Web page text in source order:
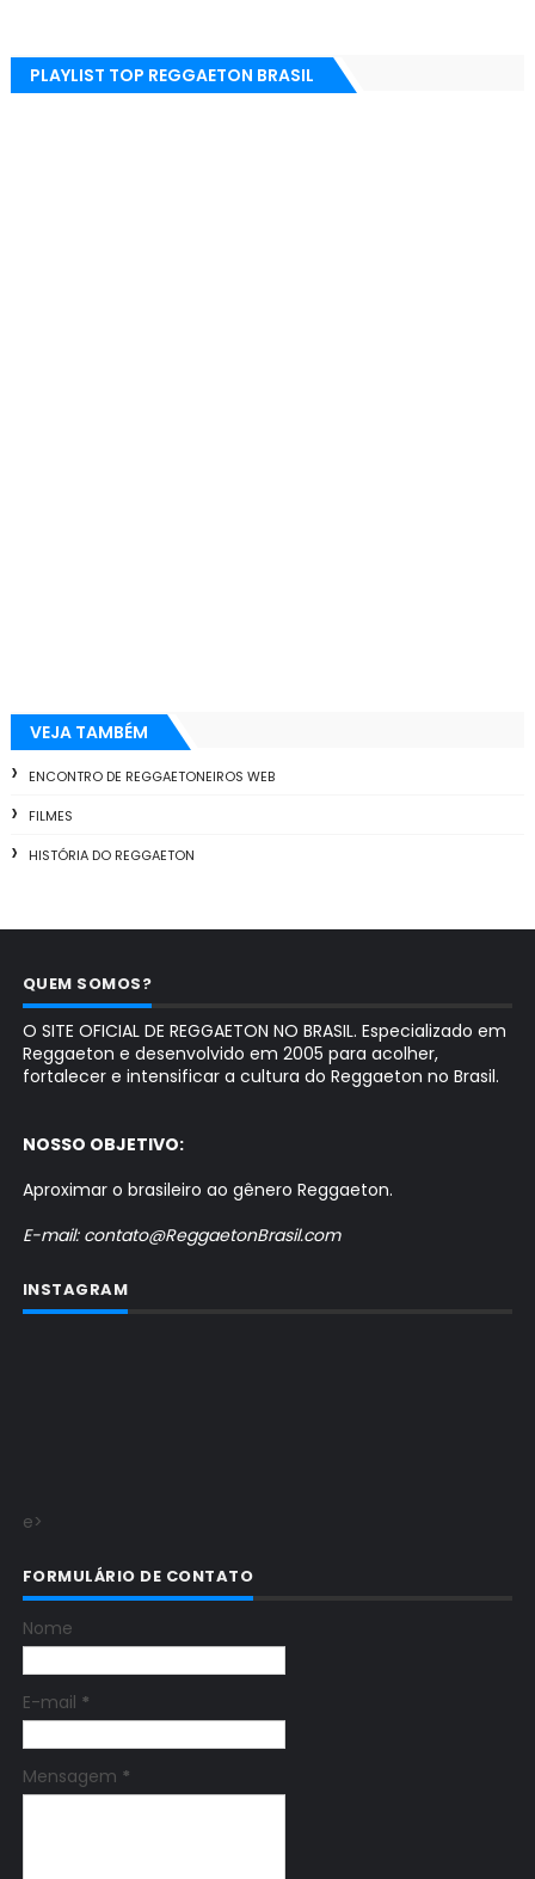
PLAYLIST TOP REGGAETON BRASIL
VEJA TAMBÉM
ENCONTRO DE REGGAETONEIROS WEB
FILMES
HISTÓRIA DO REGGAETON
QUEM SOMOS?
O SITE OFICIAL DE REGGAETON NO BRASIL. Especializado em
Reggaeton e desenvolvido em 2005 para acolher,
fortalecer e intensificar a cultura do Reggaeton no Brasil.
NOSSO OBJETIVO:
Aproximar o brasileiro ao gênero Reggaeton.
E-mail: contato@ReggaetonBrasil.com
INSTAGRAM
e>
FORMULÁRIO DE CONTATO
Nome
E-mail *
Mensagem *